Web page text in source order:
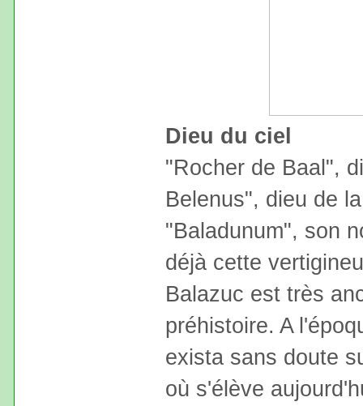
Dieu du ciel
"Rocher de Baal",
Belenus", dieu de
"Baladunum", son
déjà cette
Balazuc est très
préhistoire. A
exista sans doute
où s'élève